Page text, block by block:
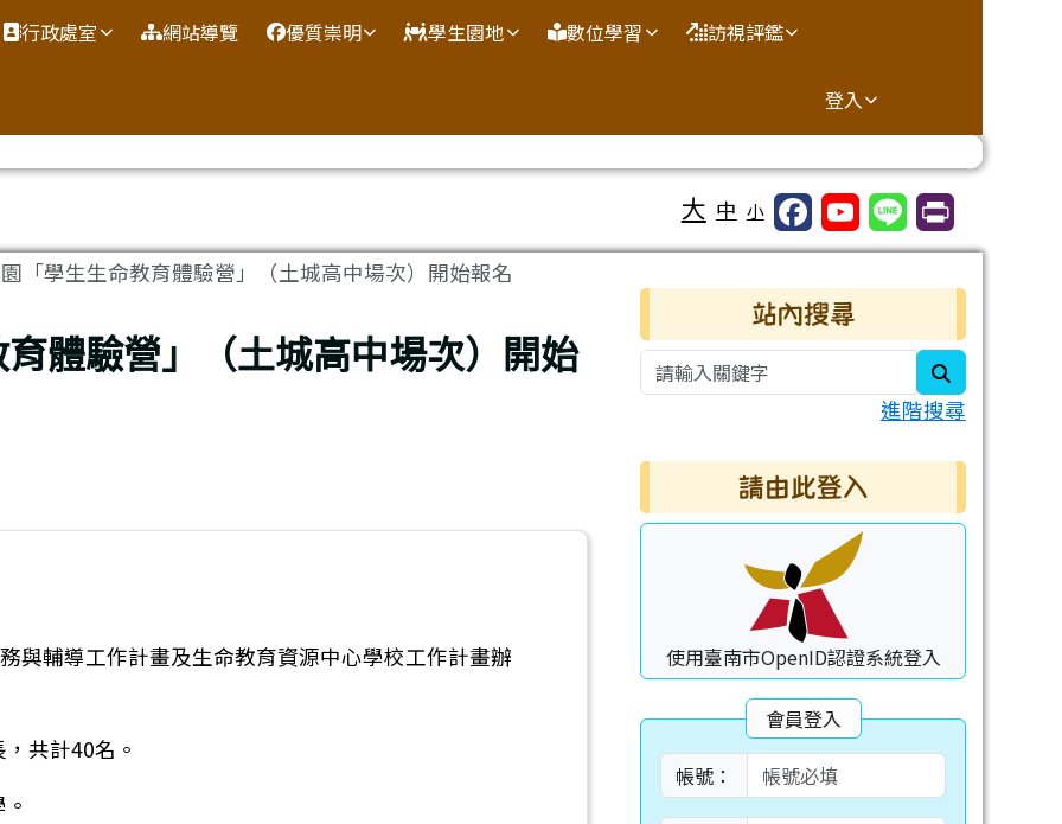
行政處室 網站導覽 優質崇明 學生園地 數位學習 訪視評鑑
登入
大 中 小
「學生生命教育體驗營」（土城高中場次）開始報名
體驗營」（土城高中場次）開始
與輔導工作計畫及生命教育資源中心學校工作計畫辦
共計40名。
右邊區域內容
站內搜尋
進階搜尋
請由此登入
使用臺南市OpenID認證系統登入
會員登入
帳號：